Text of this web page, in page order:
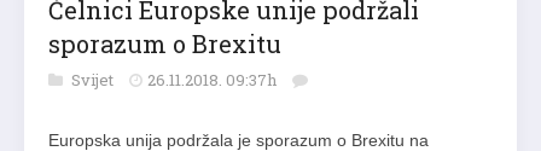
Čelnici Europske unije podržali
sporazum o Brexitu
Svijet 26.11.2018. 09:37h
Europska unija podržala je sporazum o Brexitu na